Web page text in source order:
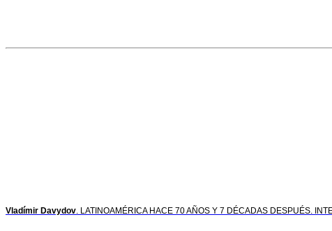
Vladímir Davydov. LATINOAMÉRICA HACE 70 AÑOS Y 7 DÉCADAS DESPUÉS.